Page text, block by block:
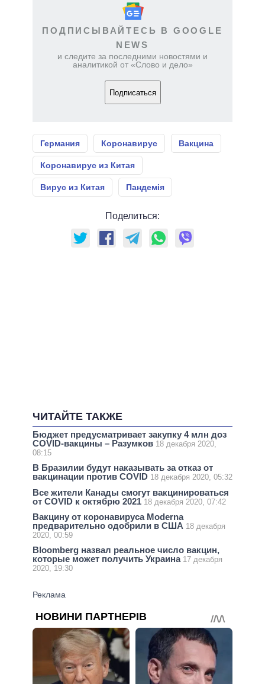
ПОДПИСЫВАЙТЕСЬ В GOOGLE
NEWS
и следите за последними новостями и
аналитикой от «Слово и дело»
Подписаться
Германия Коронавирус Вакцина
Коронавирус из Китая
Вирус из Китая Пандемія
Поделиться:
ЧИТАЙТЕ ТАКЖЕ
Бюджет предусматривает закупку 4 млн доз
COVID-вакцины – Разумков 18 декабря 2020,
08:15
В Бразилии будут наказывать за отказ от
вакцинации против COVID 18 декабря 2020, 05:32
Все жители Канады смогут вакцинироваться
от COVID к октябрю 2021 18 декабря 2020, 07:42
Вакцину от коронавируса Moderna
предварительно одобрили в США 18 декабря
2020, 00:59
Bloomberg назвал реальное число вакцин,
которые может получить Украина 17 декабря
2020, 19:30